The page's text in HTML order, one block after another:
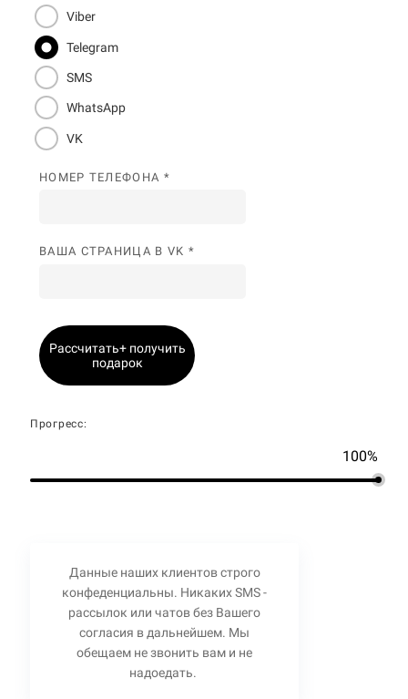
Viber
Telegram
SMS
WhatsApp
VK
НОМЕР ТЕЛЕФОНА *
ВАША СТРАНИЦА В VK *
Рассчитать+ получить
подарок
Прогресс:
100%
Данные наших клиентов строго
конфеденциальны. Никаких SMS -
рассылок или чатов без Вашего
согласия в дальнейшем. Мы
обещаем не звонить вам и не
надоедать.